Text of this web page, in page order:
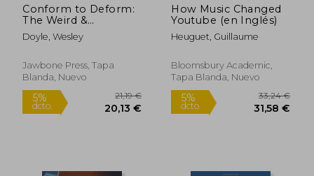
Conform to Deform:
The Weird &
Wonderful World of
Some Bizzare (en
Doyle, Wesley
Jawbone Press, Tapa
Blanda, Nuevo
How Music Changed
Youtube (en Inglés)
Heuguet, Guillaume
Bloomsbury Academic,
Tapa Blanda, Nuevo